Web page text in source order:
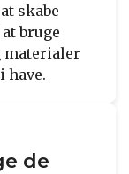
skabe
bruge
de